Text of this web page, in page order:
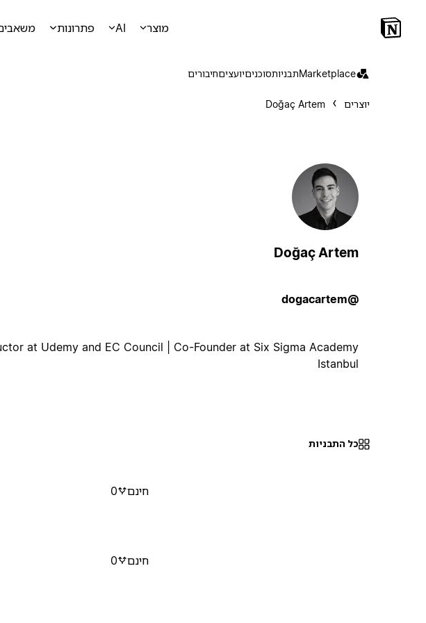
מוצר AI פתרונות
Marketplaceתבניותסוכניםיועציםחיבורים
יוצרים Doğaç Artem
Doğaç Artem
@dogacartem
at Udemy and EC Council | Co-Founder at Six Sigma Academy
Istanbul
כל התבניות
חינם 0
חינם 0